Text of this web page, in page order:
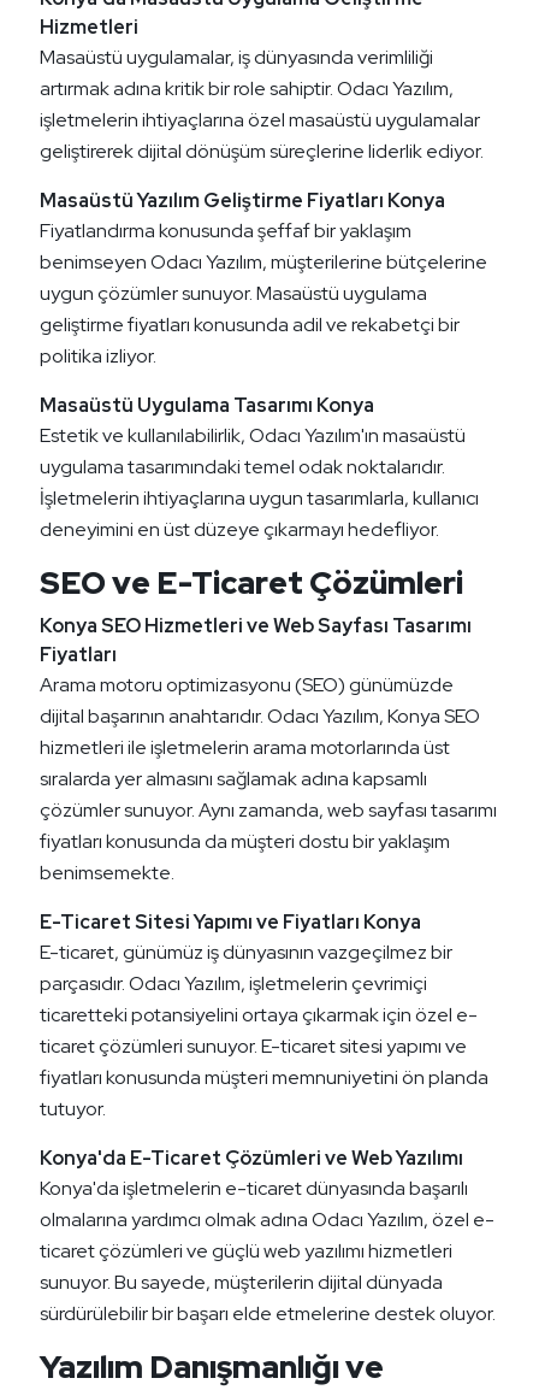
Hizmetleri
Masaüstü uygulamalar, iş dünyasında verimliliği
artırmak adına kritik bir role sahiptir. Odacı Yazılım,
işletmelerin ihtiyaçlarına özel masaüstü uygulamalar
geliştirerek dijital dönüşüm süreçlerine liderlik ediyor.
Masaüstü Yazılım Geliştirme Fiyatları Konya
Fiyatlandırma konusunda şeffaf bir yaklaşım
benimseyen Odacı Yazılım, müşterilerine bütçelerine
uygun çözümler sunuyor. Masaüstü uygulama
geliştirme fiyatları konusunda adil ve rekabetçi bir
politika izliyor.
Masaüstü Uygulama Tasarımı Konya
Estetik ve kullanılabilirlik, Odacı Yazılım'ın masaüstü
uygulama tasarımındaki temel odak noktalarıdır.
İşletmelerin ihtiyaçlarına uygun tasarımlarla, kullanıcı
deneyimini en üst düzeye çıkarmayı hedefliyor.
SEO ve E-Ticaret Çözümleri
Konya SEO Hizmetleri ve Web Sayfası Tasarımı
Fiyatları
Arama motoru optimizasyonu (SEO) günümüzde
dijital başarının anahtarıdır. Odacı Yazılım, Konya SEO
hizmetleri ile işletmelerin arama motorlarında üst
sıralarda yer almasını sağlamak adına kapsamlı
çözümler sunuyor. Aynı zamanda, web sayfası tasarımı
fiyatları konusunda da müşteri dostu bir yaklaşım
benimsemekte.
E-Ticaret Sitesi Yapımı ve Fiyatları Konya
E-ticaret, günümüz iş dünyasının vazgeçilmez bir
parçasıdır. Odacı Yazılım, işletmelerin çevrimiçi
ticaretteki potansiyelini ortaya çıkarmak için özel e-
ticaret çözümleri sunuyor. E-ticaret sitesi yapımı ve
fiyatları konusunda müşteri memnuniyetini ön planda
tutuyor.
Konya'da E-Ticaret Çözümleri ve Web Yazılımı
Konya'da işletmelerin e-ticaret dünyasında başarılı
olmalarına yardımcı olmak adına Odacı Yazılım, özel e-
ticaret çözümleri ve güçlü web yazılımı hizmetleri
sunuyor. Bu sayede, müşterilerin dijital dünyada
sürdürülebilir bir başarı elde etmelerine destek oluyor.
Yazılım Danışmanlığı ve